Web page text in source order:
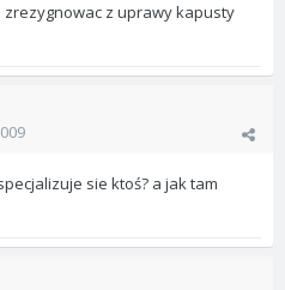
z uprawy kapusty
sie ktoś? a jak tam